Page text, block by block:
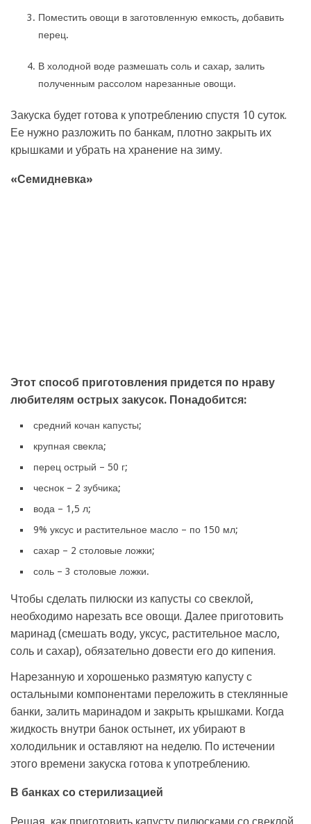
Поместить овощи в заготовленную емкость, добавить
перец.
В холодной воде размешать соль и сахар, залить
полученным рассолом нарезанные овощи.
Закуска будет готова к употреблению спустя 10 суток.
Ее нужно разложить по банкам, плотно закрыть их
крышками и убрать на хранение на зиму.
«Семидневка»
Этот способ приготовления придется по нраву
любителям острых закусок. Понадобится:
средний кочан капусты;
крупная свекла;
перец острый – 50 г;
чеснок – 2 зубчика;
вода – 1,5 л;
9% уксус и растительное масло – по 150 мл;
сахар – 2 столовые ложки;
соль – 3 столовые ложки.
Чтобы сделать пилюски из капусты со свеклой,
необходимо нарезать все овощи. Далее приготовить
маринад (смешать воду, уксус, растительное масло,
соль и сахар), обязательно довести его до кипения.
Нарезанную и хорошенько размятую капусту с
остальными компонентами переложить в стеклянные
банки, залить маринадом и закрыть крышками. Когда
жидкость внутри банок остынет, их убирают в
холодильник и оставляют на неделю. По истечении
этого времени закуска готова к употреблению.
В банках со стерилизацией